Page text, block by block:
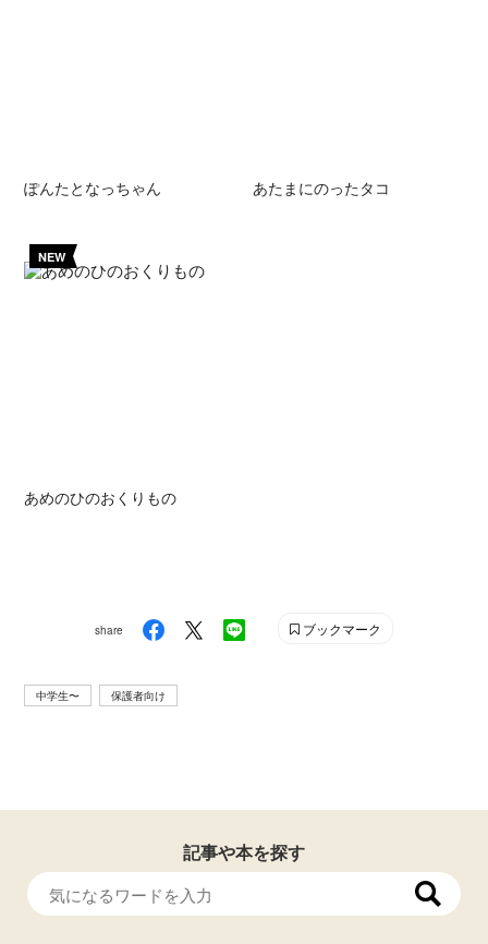
ぽんたとなっちゃん あたまにのったタコ
NEW
あめのひのおくりもの
share ブックマーク
中学生〜 保護者向け
記事や本を探す